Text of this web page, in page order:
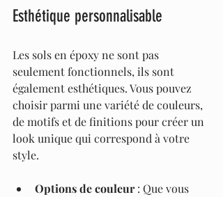
Esthétique personnalisable
Les sols en époxy ne sont pas
seulement fonctionnels, ils sont
également esthétiques. Vous pouvez
choisir parmi une variété de couleurs,
de motifs et de finitions pour créer un
look unique qui correspond à votre
style.
Options de couleur : Que vous